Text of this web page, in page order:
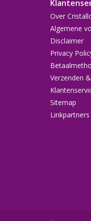
Over
Algemene
Disclaimer
Privacy
Verzenden
Sitemap
Linkpartners